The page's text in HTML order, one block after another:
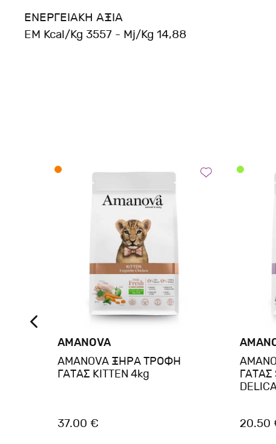
ΕΝΕΡΓΕΙΑΚΗ ΑΞΙΑ
EM Kcal/Kg 3557 - Mj/Kg 14,88
AMANOVA
AMANOVA ΞΗΡΑ ΤΡΟΦΗ
ΓΑΤΑΣ KITTEN 4kg
37.00 €
ΓΑΤΑΣ
20.50